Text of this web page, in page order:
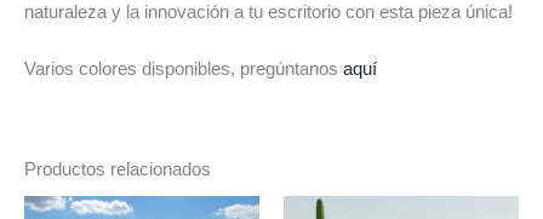
naturaleza y la innovación a tu escritorio con esta pieza única!
Varios colores disponibles, pregúntanos aquí
Productos relacionados